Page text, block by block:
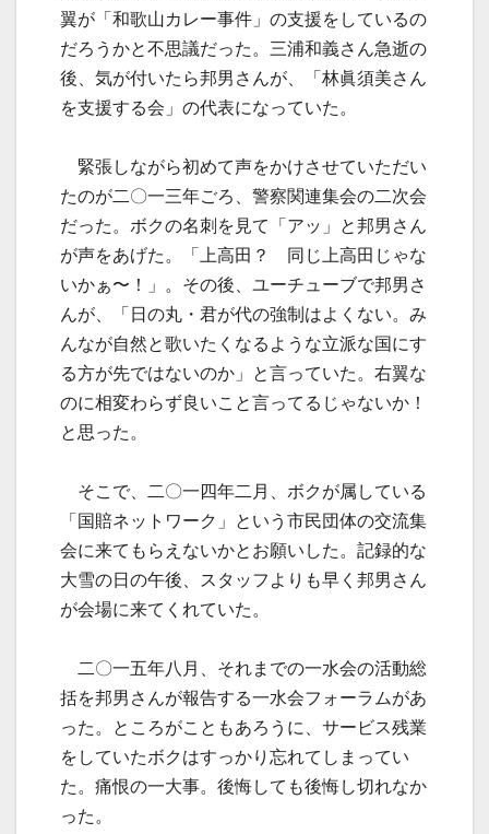
翼が「和歌山カレー事件」の支援をしているの
だろうかと不思議だった。三浦和義さん急逝の
後、気が付いたら邦男さんが、「林眞須美さん
を支援する会」の代表になっていた。
緊張しながら初めて声をかけさせていただい
たのが二〇一三年ごろ、警察関連集会の二次会
だった。ボクの名刺を見て「アッ」と邦男さん
が声をあげた。「上高田？ 同じ上高田じゃな
いかぁ〜！」。その後、ユーチューブで邦男さ
んが、「日の丸・君が代の強制はよくない。み
んなが自然と歌いたくなるような立派な国にす
る方が先ではないのか」と言っていた。右翼な
のに相変わらず良いこと言ってるじゃないか！
と思った。
そこで、二〇一四年二月、ボクが属している
「国賠ネットワーク」という市民団体の交流集
会に来てもらえないかとお願いした。記録的な
大雪の日の午後、スタッフよりも早く邦男さん
が会場に来てくれていた。
二〇一五年八月、それまでの一水会の活動総
括を邦男さんが報告する一水会フォーラムがあ
った。ところがこともあろうに、サービス残業
をしていたボクはすっかり忘れてしまってい
た。痛恨の一大事。後悔しても後悔し切れなか
った。